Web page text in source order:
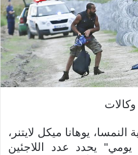
النمسا، يوهانا ميكل لايتنر،
يحدد عدد اللاجئين